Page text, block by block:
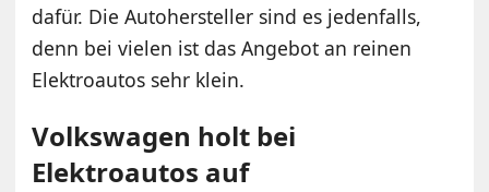
dafür. Die Autohersteller sind es jedenfalls,
denn bei vielen ist das Angebot an reinen
Elektroautos sehr klein.
Volkswagen holt bei
Elektroautos auf